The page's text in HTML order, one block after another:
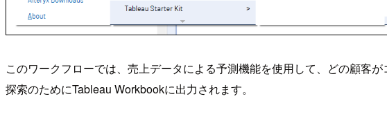
このワークフローでは、売上データによる予測機能を使用して、どの顧客
探索のためにTableau Workbookに出力されます。